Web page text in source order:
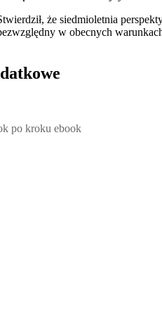
że siedmioletnia
w obecnych
ebook, Patrycja Kubiesa -
po kroku ebook